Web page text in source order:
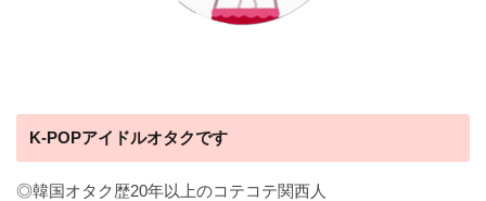
K-POPアイドルオタクです
◎韓国オタク歴20年以上のコテコテ関西人